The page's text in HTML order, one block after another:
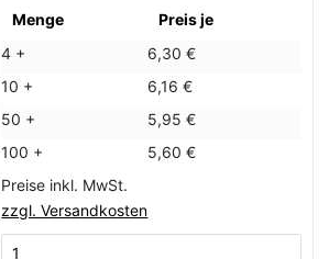
Menge
Preis je
4 +
6,30 €
10 +
6,16 €
50 +
5,95 €
100 +
5,60 €
Preise inkl. MwSt.
zzgl. Versandkosten